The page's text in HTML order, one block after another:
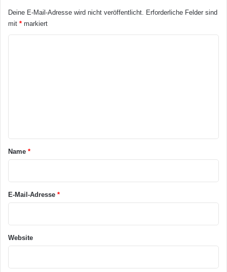
Deine E-Mail-Adresse wird nicht veröffentlicht.
Erforderliche Felder sind
mit * markiert
aName *
E-Mail-Adresse *
Website